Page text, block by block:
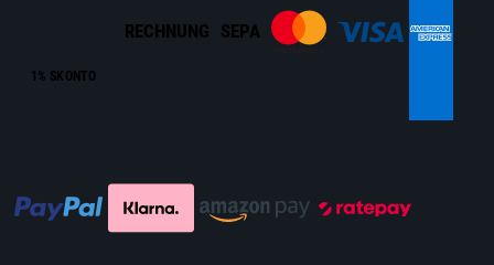
1% SKONTO
RECHNUNG SEPA